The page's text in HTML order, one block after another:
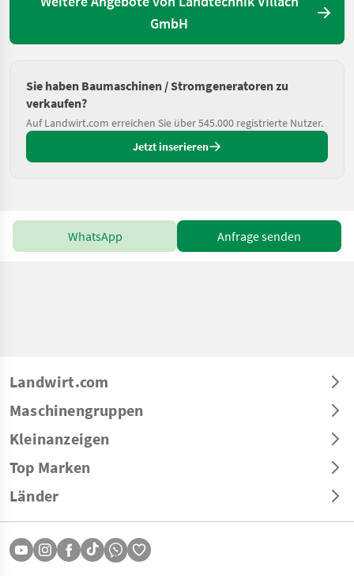
GmbH
Sie haben Baumaschinen / Stromgeneratoren zu
verkaufen?
Auf Landwirt.com erreichen Sie über 545.000 registrierte Nutzer.
Jetzt inserieren
WhatsApp Anfrage senden
Landwirt.com
Maschinengruppen
Kleinanzeigen
Top Marken
Länder